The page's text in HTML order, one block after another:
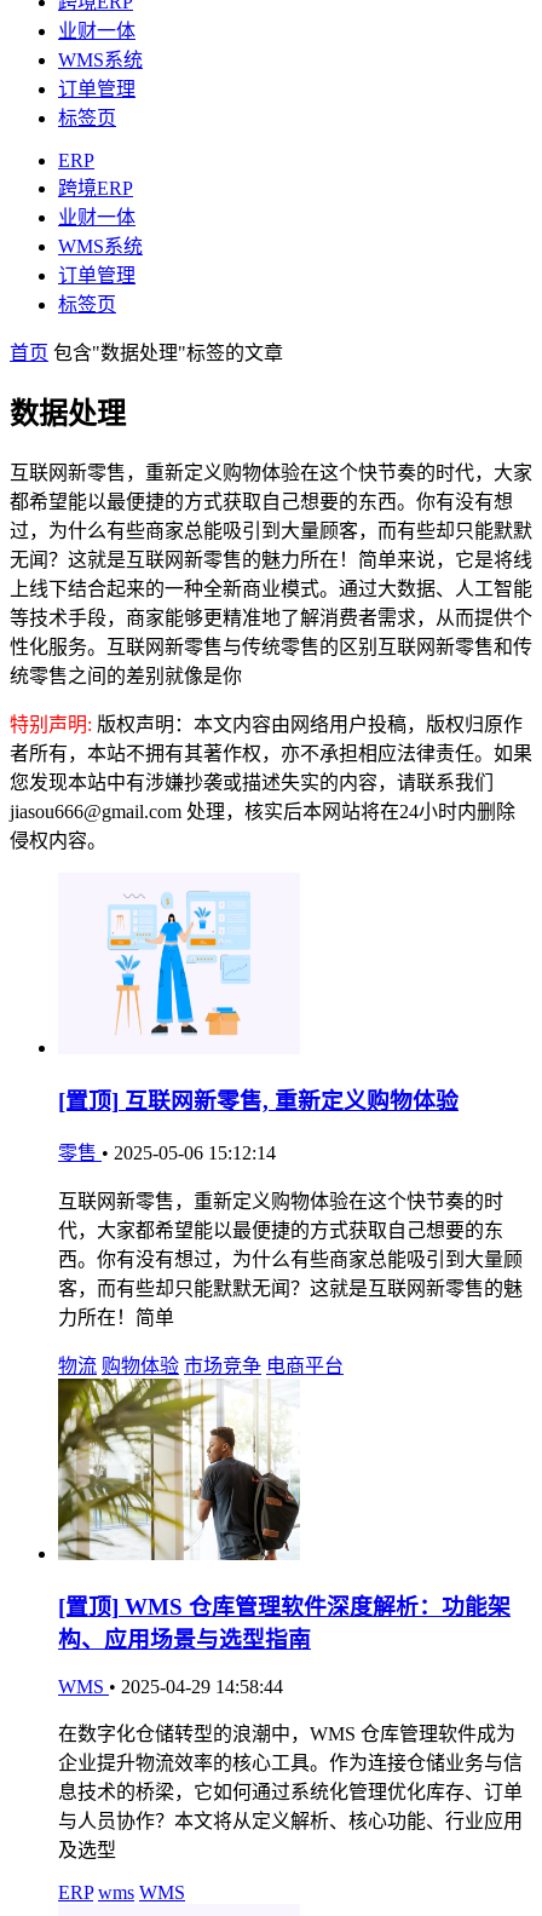
业财一体
WMS系统
订单管理
标签页
ERP
跨境ERP
业财一体
WMS系统
订单管理
标签页
首页 包含"数据处理"标签的文章
数据处理
互联网新零售，重新定义购物体验在这个快节奏的时代，大家
都希望能以最便捷的方式获取自己想要的东西。你有没有想
过，为什么有些商家总能吸引到大量顾客，而有些却只能默默
无闻？这就是互联网新零售的魅力所在！简单来说，它是将线
上线下结合起来的一种全新商业模式。通过大数据、人工智能
等技术手段，商家能够更精准地了解消费者需求，从而提供个
性化服务。互联网新零售与传统零售的区别互联网新零售和传
统零售之间的差别就像是你
特别声明: 版权声明：本文内容由网络用户投稿，版权归原作
者所有，本站不拥有其著作权，亦不承担相应法律责任。如果
您发现本站中有涉嫌抄袭或描述失实的内容，请联系我们
jiasou666@gmail.com 处理，核实后本网站将在24小时内删除
侵权内容。
[置顶] 互联网新零售, 重新定义购物体验
零售 • 2025-05-06 15:12:14
互联网新零售，重新定义购物体验在这个快节奏的时
代，大家都希望能以最便捷的方式获取自己想要的东
西。你有没有想过，为什么有些商家总能吸引到大量顾
客，而有些却只能默默无闻？这就是互联网新零售的魅
力所在！简单
物流 购物体验 市场竞争 电商平台
[置顶] WMS 仓库管理软件深度解析：功能架
构、应用场景与选型指南
WMS • 2025-04-29 14:58:44
在数字化仓储转型的浪潮中，WMS 仓库管理软件成为
企业提升物流效率的核心工具。作为连接仓储业务与信
息技术的桥梁，它如何通过系统化管理优化库存、订单
与人员协作？本文将从定义解析、核心功能、行业应用
及选型
ERP wms WMS